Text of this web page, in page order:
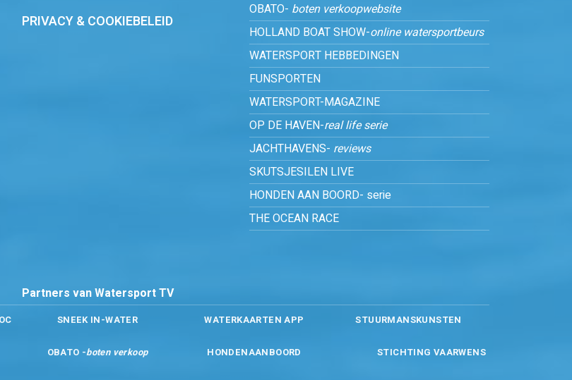
PRIVACY & COOKIEBELEID
OBATO- boten verkoopwebsite
HOLLAND BOAT SHOW-online watersportbeurs
WATERSPORT HEBBEDINGEN
FUNSPORTEN
WATERSPORT-MAGAZINE
OP DE HAVEN-real life serie
JACHTHAVENS- reviews
SKUTSJESILEN LIVE
HONDEN AAN BOORD- serie
THE OCEAN RACE
Partners van Watersport TV
SNEEK IN-WATER WATERKAARTEN APP STUURMANSKUNSTEN
OBATO -boten verkoop HONDENAANBOORD STICHTING VAARWENS